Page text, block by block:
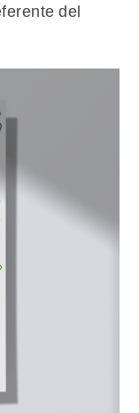
del